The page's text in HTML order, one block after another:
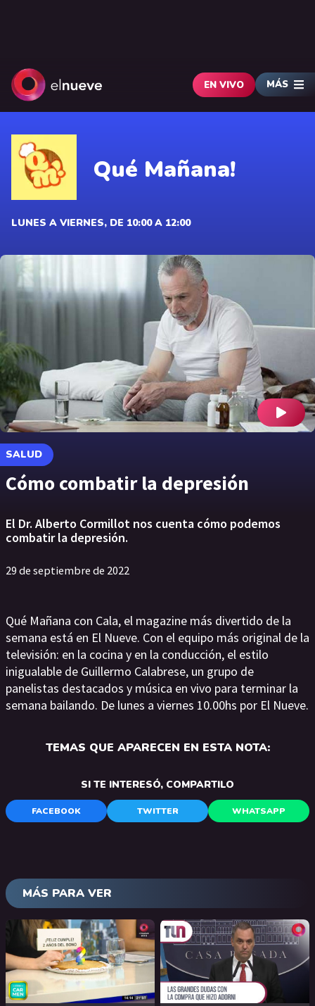
EN VIVO MÁS
Qué Mañana!
LUNES A VIERNES, DE 10:00 A 12:00
SALUD
Cómo combatir la depresión
El Dr. Alberto Cormillot nos cuenta cómo podemos
combatir la depresión.
29 de septiembre de 2022
Qué Mañana con Cala, el magazine más divertido de la
semana está en El Nueve. Con el equipo más original de la
televisión: en la cocina y en la conducción, el estilo
inigualable de Guillermo Calabrese, un grupo de
panelistas destacados y música en vivo para terminar la
semana bailando. De lunes a viernes 10.00hs por El Nueve.
TEMAS QUE APARECEN EN ESTA NOTA:
SI TE INTERESÓ, COMPARTILO
FACEBOOK TWITTER WHATSAPP
MÁS PARA VER